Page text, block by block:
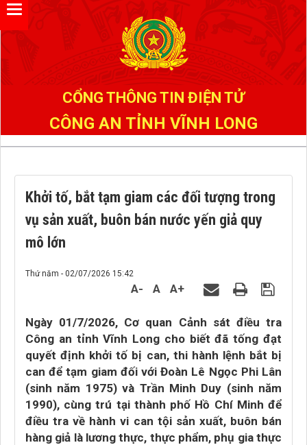
CỔNG THÔNG TIN ĐIỆN TỬ
CÔNG AN TỈNH VĨNH LONG
Khởi tố, bắt tạm giam các đối tượng trong
vụ sản xuất, buôn bán nước yến giả quy
mô lớn
Thứ năm - 02/07/2026 15:42
A- A A+
Ngày 01/7/2026, Cơ quan Cảnh sát điều tra
Công an tỉnh Vĩnh Long cho biết đã tống đạt
quyết định khởi tố bị can, thi hành lệnh bắt bị
can để tạm giam đối với Đoàn Lê Ngọc Phi Lân
(sinh năm 1975) và Trần Minh Duy (sinh năm
1990), cùng trú tại thành phố Hồ Chí Minh để
điều tra về hành vi can tội sản xuất, buôn bán
hàng giả là lương thực, thực phẩm, phụ gia thực